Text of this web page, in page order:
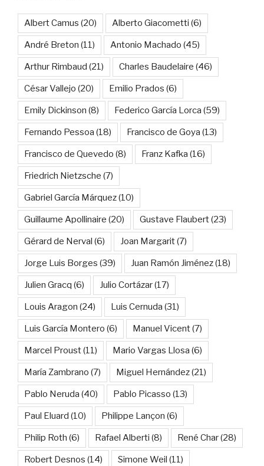
Albert Camus (20) Alberto Giacometti (6)
André Breton (11) Antonio Machado (45)
Arthur Rimbaud (21) Charles Baudelaire (46)
César Vallejo (20) Emilio Prados (6)
Emily Dickinson (8) Federico García Lorca (59)
Fernando Pessoa (18) Francisco de Goya (13)
Francisco de Quevedo (8) Franz Kafka (16)
Friedrich Nietzsche (7)
Gabriel García Márquez(10)
Guillaume Apollinaire (20) Gustave Flaubert(23)
Gérard de Nerval (6) Joan Margarit(7)
Jorge Luis Borges (39) Juan Ramón Jiménez(18)
Julien Gracq (6) Julio Cortázar(17)
Louis Aragon (24) Luis Cernuda (31)
Luis García Montero (6) Manuel Vicent(7)
Marcel Proust(11) Mario Vargas Llosa (6)
María Zambrano (7) Miguel Hernández(21)
Pablo Neruda (40) Pablo Picasso (13)
Paul Eluard (10) Philippe Lançon (6)
Philip Roth (6) Rafael Alberti (8) René Char(28)
Robert Desnos (14) Simone Weil (11)